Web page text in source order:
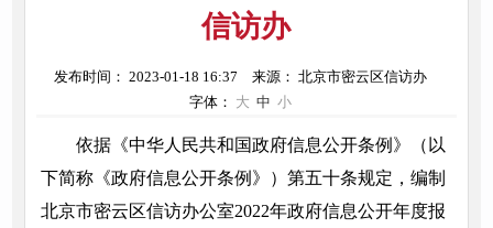
信访办
发布时间： 2023-01-18 16:37
来源： 北京市密云区信访办
字体： 大 中 小
依据《中华人民共和国政府信息公开条例》（以
下简称《政府信息公开条例》）第五十条规定，编制
北京市密云区信访办公室2022年政府信息公开年度报